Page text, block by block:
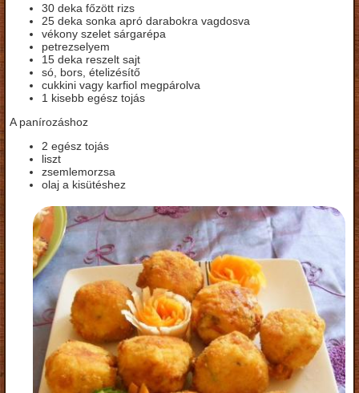
30 deka főzött rizs
25 deka sonka apró darabokra vagdosva
vékony szelet sárgarépa
petrezselyem
15 deka reszelt sajt
só, bors, ételizésítő
cukkini vagy karfiol megpárolva
1 kisebb egész tojás
A panírozáshoz
2 egész tojás
liszt
zsemlemorzsa
olaj a kisütéshez